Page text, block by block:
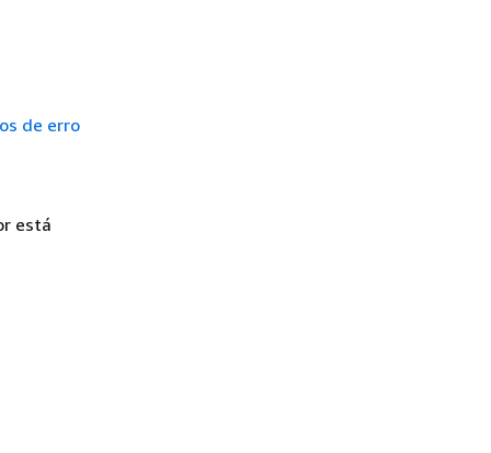
de erro
está